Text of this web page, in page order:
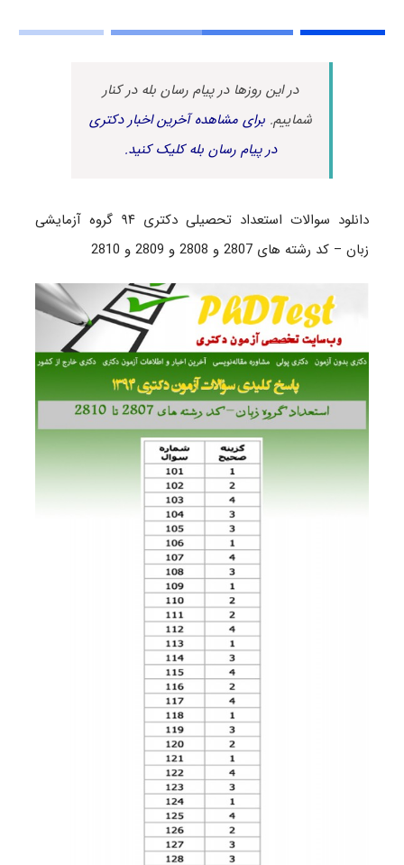
در این روزها در پیام رسان بله در کنار
شماییم.برای مشاهده آخرین اخبار دکتری
در پیام رسان بله کلیک کنید.
دانلود سوالات استعداد تحصیلی دکتری ۹۴ گروه آزمایشی
زبان – کد رشته های 2807 و 2808 و 2809 و 2810